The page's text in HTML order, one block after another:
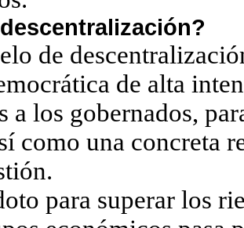
de
de alta
a los gobernados,
como una concreta
para superar los